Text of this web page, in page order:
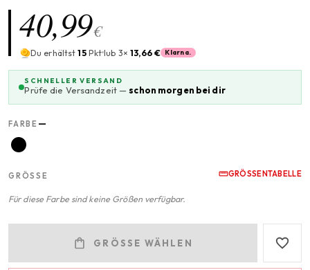
40,99€
Du erhältst15Pktlub 3× 13,66 € Klarna.
SCHNELLER VERSAND
Prüfe die Versandzeit —schon morgen bei dir
FARBE —
GRÖSSE GRÖSSENTABELLE
Für diese Farbe sind keine Größen verfügbar.
GRÖSSE WÄHLEN